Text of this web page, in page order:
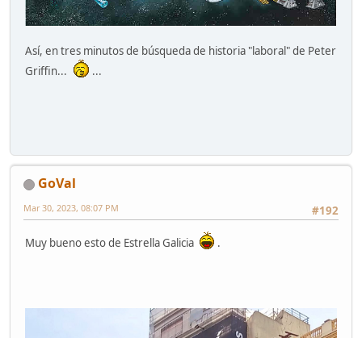
Así, en tres minutos de búsqueda de historia "laboral" de Peter
Griffin...
...
GoVal
#192
Mar 30, 2023, 08:07 PM
Muy bueno esto de Estrella Galicia .